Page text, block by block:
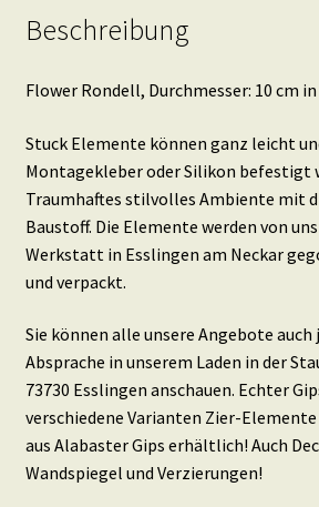
Beschreibung
Flower Rondell, Durchmesser: 10 cm
Stuck Elemente können ganz leicht
Montagekleber oder Silikon befestigt
Traumhaftes stilvolles Ambiente mit
Baustoff. Die Elemente werden von
Werkstatt in Esslingen am Neckar
und verpackt.
Sie können alle unsere Angebote
Absprache in unserem Laden in der
73730 Esslingen anschauen. Echter
verschiedene Varianten Zier-
aus Alabaster Gips erhältlich! Auch
Wandspiegel und Verzierungen!